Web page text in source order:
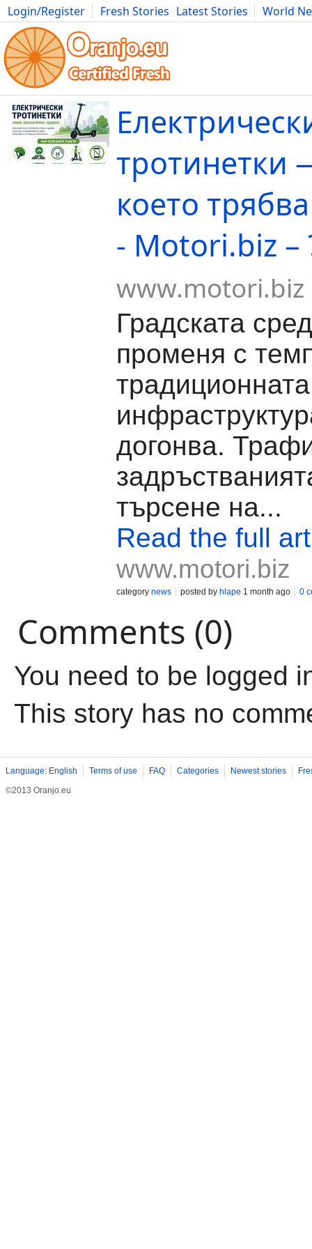
Login/Register Fresh Stories Latest Stories
World
Movies Anime Music Art Cars Advice Science
тротинетки
което
- Motori.biz
www.motori.biz
Градската
променя с
традиционната
догонва.
търсене на...
Read the full
www.motori.biz
category news posted by hlape 1 month ago 0
Comments (0)
You need to be logged
This story has no
Language: English Terms of use FAQ Categories Newest stories
©2013 Oranjo.eu